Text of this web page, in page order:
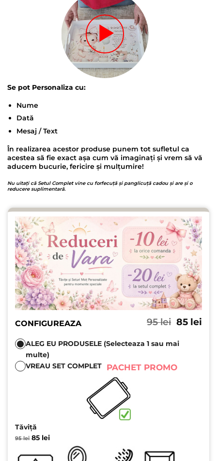
Se pot Personaliza cu:
Nume
Dată
Mesaj / Text
În realizarea acestor produse punem tot sufletul ca
acestea să fie exact așa cum vă imaginați și vrem să vă
aducem bucurie, fericire și mulțumire!
Nu uitați că Setul Complet vine cu forfecuță și panglicuță cadou și are și o
reducere suplimentară.
CONFIGUREAZA 95lei Prețul
a
fost:
85 lei
ALEG EU PRODUSELE (Selecteaza 1 sau mai
multe)
VREAU SET COMPLET
PACHET PROMO
Tăviță
95lei Prețul
fost:
85 leiPrețul
85 lei.